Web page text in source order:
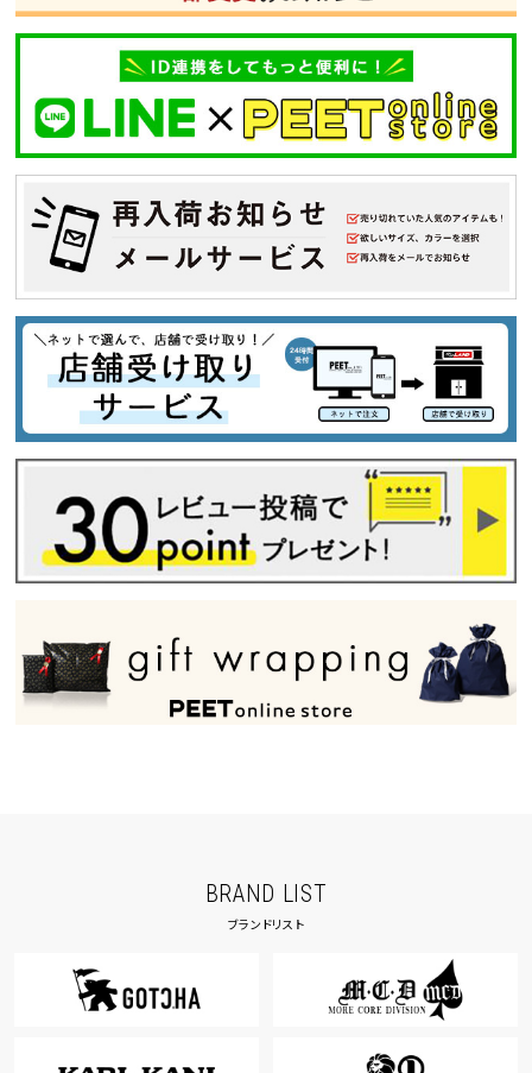
BRAND LIST
ブランドリスト